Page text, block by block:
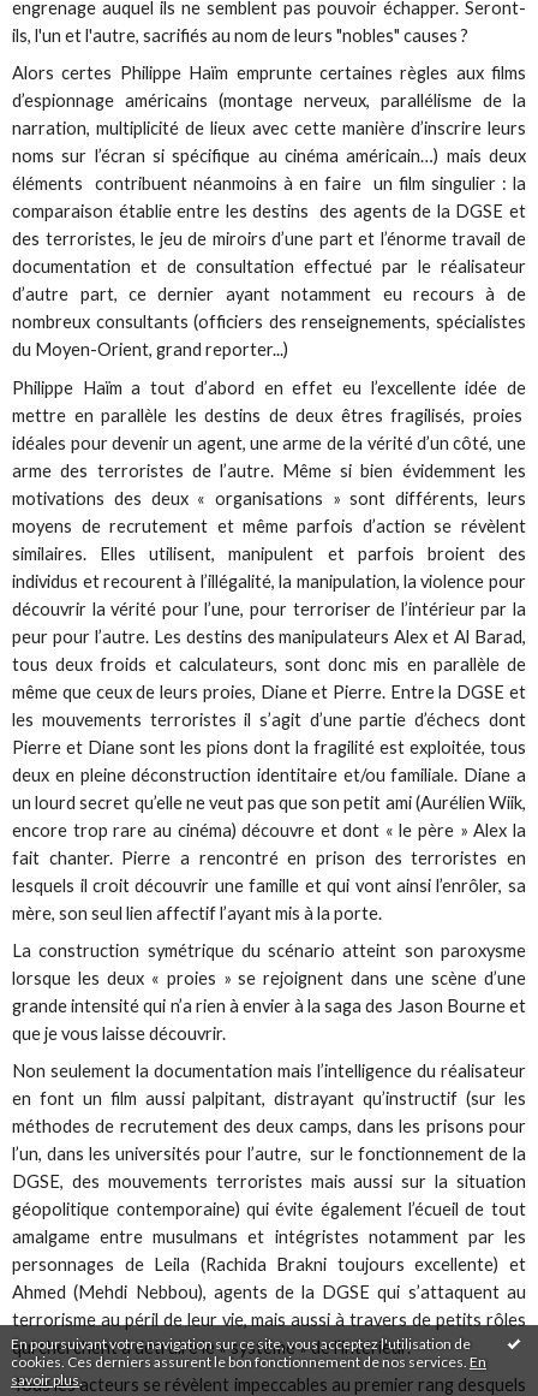
En poursuivant votre navigation sur ce site, vous acceptez l'utilisation de
cookies. Ces derniers assurent le bon fonctionnement de nos services. En
savoir plus .
engrenage auquel ils ne semblent pas pouvoir échapper. Seront-
ils, l'un et l'autre, sacrifiés au nom de leurs "nobles" causes ?
Alors certes Philippe Haïm emprunte certaines règles aux films
d’espionnage américains (montage nerveux, parallélisme de la
narration, multiplicité de lieux avec cette manière d’inscrire leurs
noms sur l’écran si spécifique au cinéma américain…) mais deux
éléments contribuent néanmoins à en faire un film singulier : la
comparaison établie entre les destins des agents de la DGSE et
des terroristes, le jeu de miroirs d’une part et l’énorme travail de
documentation et de consultation effectué par le réalisateur
d’autre part, ce dernier ayant notamment eu recours à de
nombreux consultants (officiers des renseignements, spécialistes
du Moyen-Orient, grand reporter...)
Philippe Haïm a tout d’abord en effet eu l’excellente idée de
mettre en parallèle les destins de deux êtres fragilisés, proies
idéales pour devenir un agent, une arme de la vérité d’un côté, une
arme des terroristes de l’autre. Même si bien évidemment les
motivations des deux « organisations » sont différents, leurs
moyens de recrutement et même parfois d’action se révèlent
similaires. Elles utilisent, manipulent et parfois broient des
individus et recourent à l’illégalité, la manipulation, la violence pour
découvrir la vérité pour l’une, pour terroriser de l’intérieur par la
peur pour l’autre. Les destins des manipulateurs Alex et Al Barad,
tous deux froids et calculateurs, sont donc mis en parallèle de
même que ceux de leurs proies, Diane et Pierre. Entre la DGSE et
les mouvements terroristes il s’agit d’une partie d’échecs dont
Pierre et Diane sont les pions dont la fragilité est exploitée, tous
deux en pleine déconstruction identitaire et/ou familiale. Diane a
un lourd secret qu’elle ne veut pas que son petit ami (Aurélien Wiik,
encore trop rare au cinéma) découvre et dont « le père » Alex la
fait chanter. Pierre a rencontré en prison des terroristes en
lesquels il croit découvrir une famille et qui vont ainsi l’enrôler, sa
mère, son seul lien affectif l’ayant mis à la porte.
La construction symétrique du scénario atteint son paroxysme
lorsque les deux « proies » se rejoignent dans une scène d’une
grande intensité qui n’a rien à envier à la saga des Jason Bourne et
que je vous laisse découvrir.
Non seulement la documentation mais l’intelligence du réalisateur
en font un film aussi palpitant, distrayant qu’instructif (sur les
méthodes de recrutement des deux camps, dans les prisons pour
l’un, dans les universités pour l’autre, sur le fonctionnement de la
DGSE, des mouvements terroristes mais aussi sur la situation
géopolitique contemporaine) qui évite également l’écueil de tout
amalgame entre musulmans et intégristes notamment par les
personnages de Leila (Rachida Brakni toujours excellente) et
Ahmed (Mehdi Nebbou), agents de la DGSE qui s’attaquent au
terrorisme au péril de leur vie, mais aussi à travers de petits rôles
qui cherchent à détruire le « système » de l’intérieur.
Tous les acteurs se révèlent impeccables au premier rang desquels